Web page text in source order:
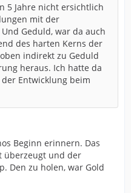
5 Jahre nicht ersichtlich
mit der
Geduld, war da auch
des harten Kerns der
indirekt zu Geduld
heraus. Ich hatte da
Entwicklung beim
Beginn erinnern. Das
überzeugt und der
Den zu holen, war Gold